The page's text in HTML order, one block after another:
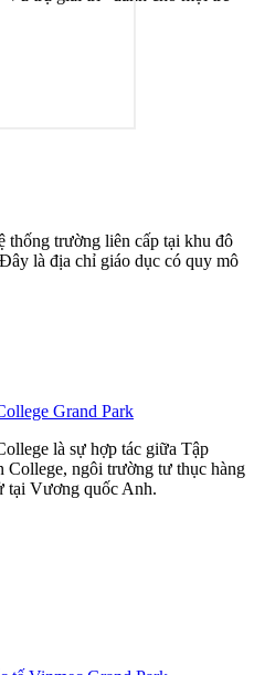
thống trường liên cấp tại khu đô
là địa chỉ giáo dục có quy mô
Grand Park
là sự hợp tác giữa Tập
College, ngôi trường tư thục hàng
tại Vương quốc Anh.